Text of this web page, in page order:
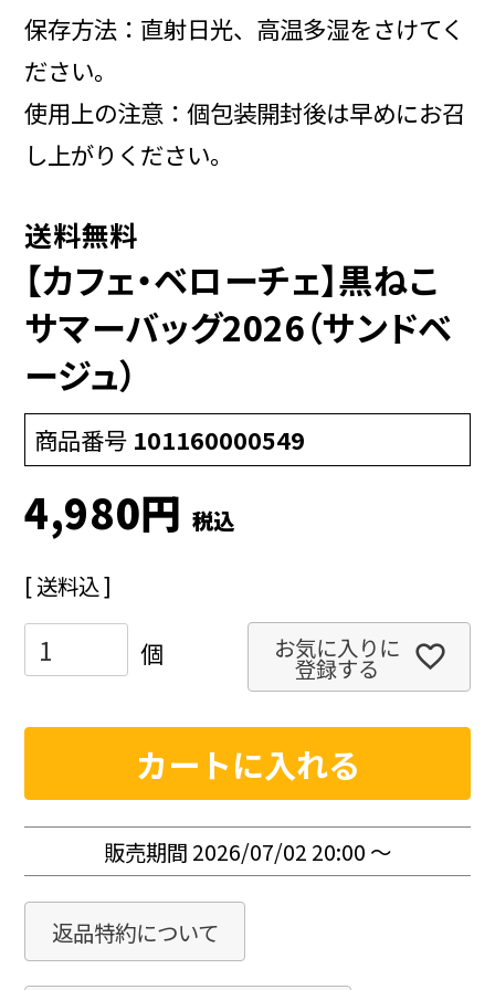
保存方法：直射日光、高温多湿をさけてく
ださい。
使用上の注意：個包装開封後は早めにお召
し上がりください。
送料無料
【カフェ・ベローチェ】黒ねこ
サマーバッグ2026（サンドベ
ージュ）
商品番号 101160000549
4,980 税込
送料込
お気に入りに
登録する
カートに入れる
販売期間 2026/07/02 20:00 〜
返品特約について